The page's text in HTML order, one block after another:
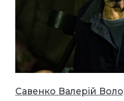
Савенко Валерій